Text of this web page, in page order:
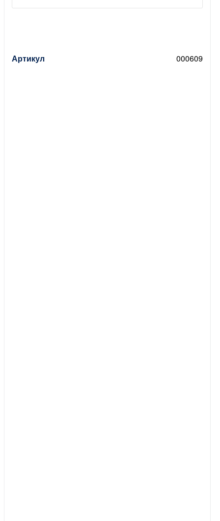
Артикул 000609